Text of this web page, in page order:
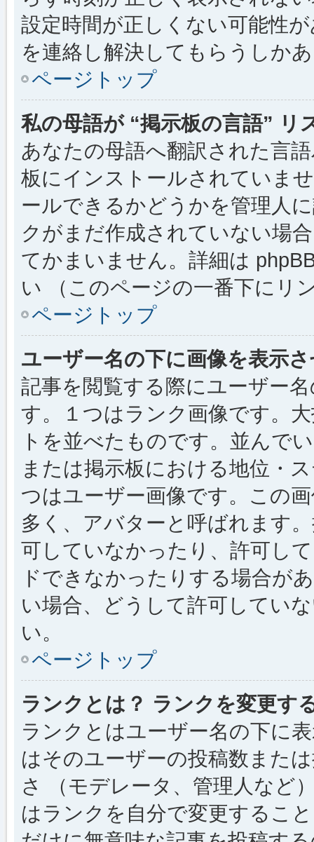
設定時間が正しくない可能性
を連絡し解決してもらうしか
ページトップ
私の母語が “掲示板の言語” リ
あなたの母語へ翻訳された言
板にインストールされていま
ールできるかどうかを管理人
クがまだ作成されていない場
てかまいません。詳細は
い （このページの一番下にリ
ページトップ
ユーザー名の下に画像を表示
記事を閲覧する際にユーザー
す。１つはランク画像です。
トを並べたものです。並んで
または掲示板における地位・
つはユーザー画像です。この
多く、アバターと呼ばれます
可していなかったり、許可し
ドできなかったりする場合が
い場合、どうして許可してい
い。
ページトップ
ランクとは？ ランクを変更す
ランクとはユーザー名の下に
はそのユーザーの投稿数また
さ （モデレータ、管理人など
はランクを自分で変更するこ